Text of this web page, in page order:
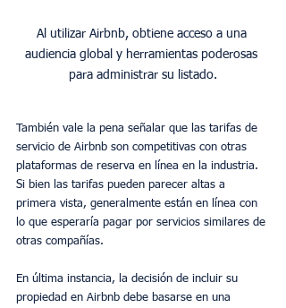
Al utilizar Airbnb, obtiene acceso a una
audiencia global y herramientas poderosas
También vale la pena señalar que las tarifas de
servicio de Airbnb son competitivas con otras
plataformas de reserva en línea en la industria.
Si bien las tarifas pueden parecer altas a
primera vista, generalmente están en línea con
lo que esperaría pagar por servicios similares de
otras compañías.
En última instancia, la decisión de incluir su
propiedad en Airbnb debe basarse en una